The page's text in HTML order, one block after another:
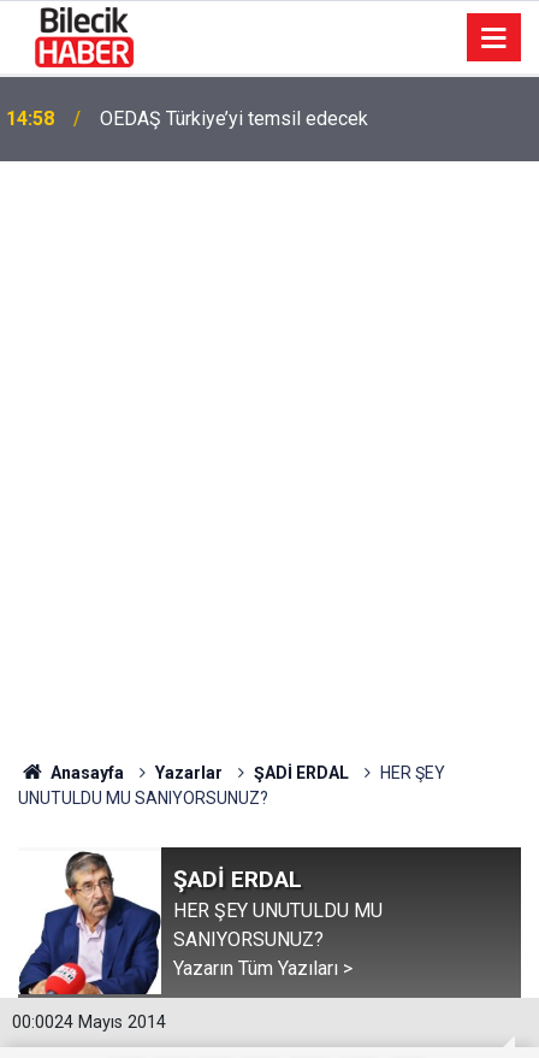
14:58 OEDAŞ Türkiye’yi temsil edecek
Anasayfa Yazarlar ŞADİ ERDAL
HER ŞEY
UNUTULDU MU SANIYORSUNUZ?
ŞADİ ERDAL
HER ŞEY UNUTULDU MU
SANIYORSUNUZ?
Yazarın Tüm Yazıları >
00:0024 Mayıs 2014